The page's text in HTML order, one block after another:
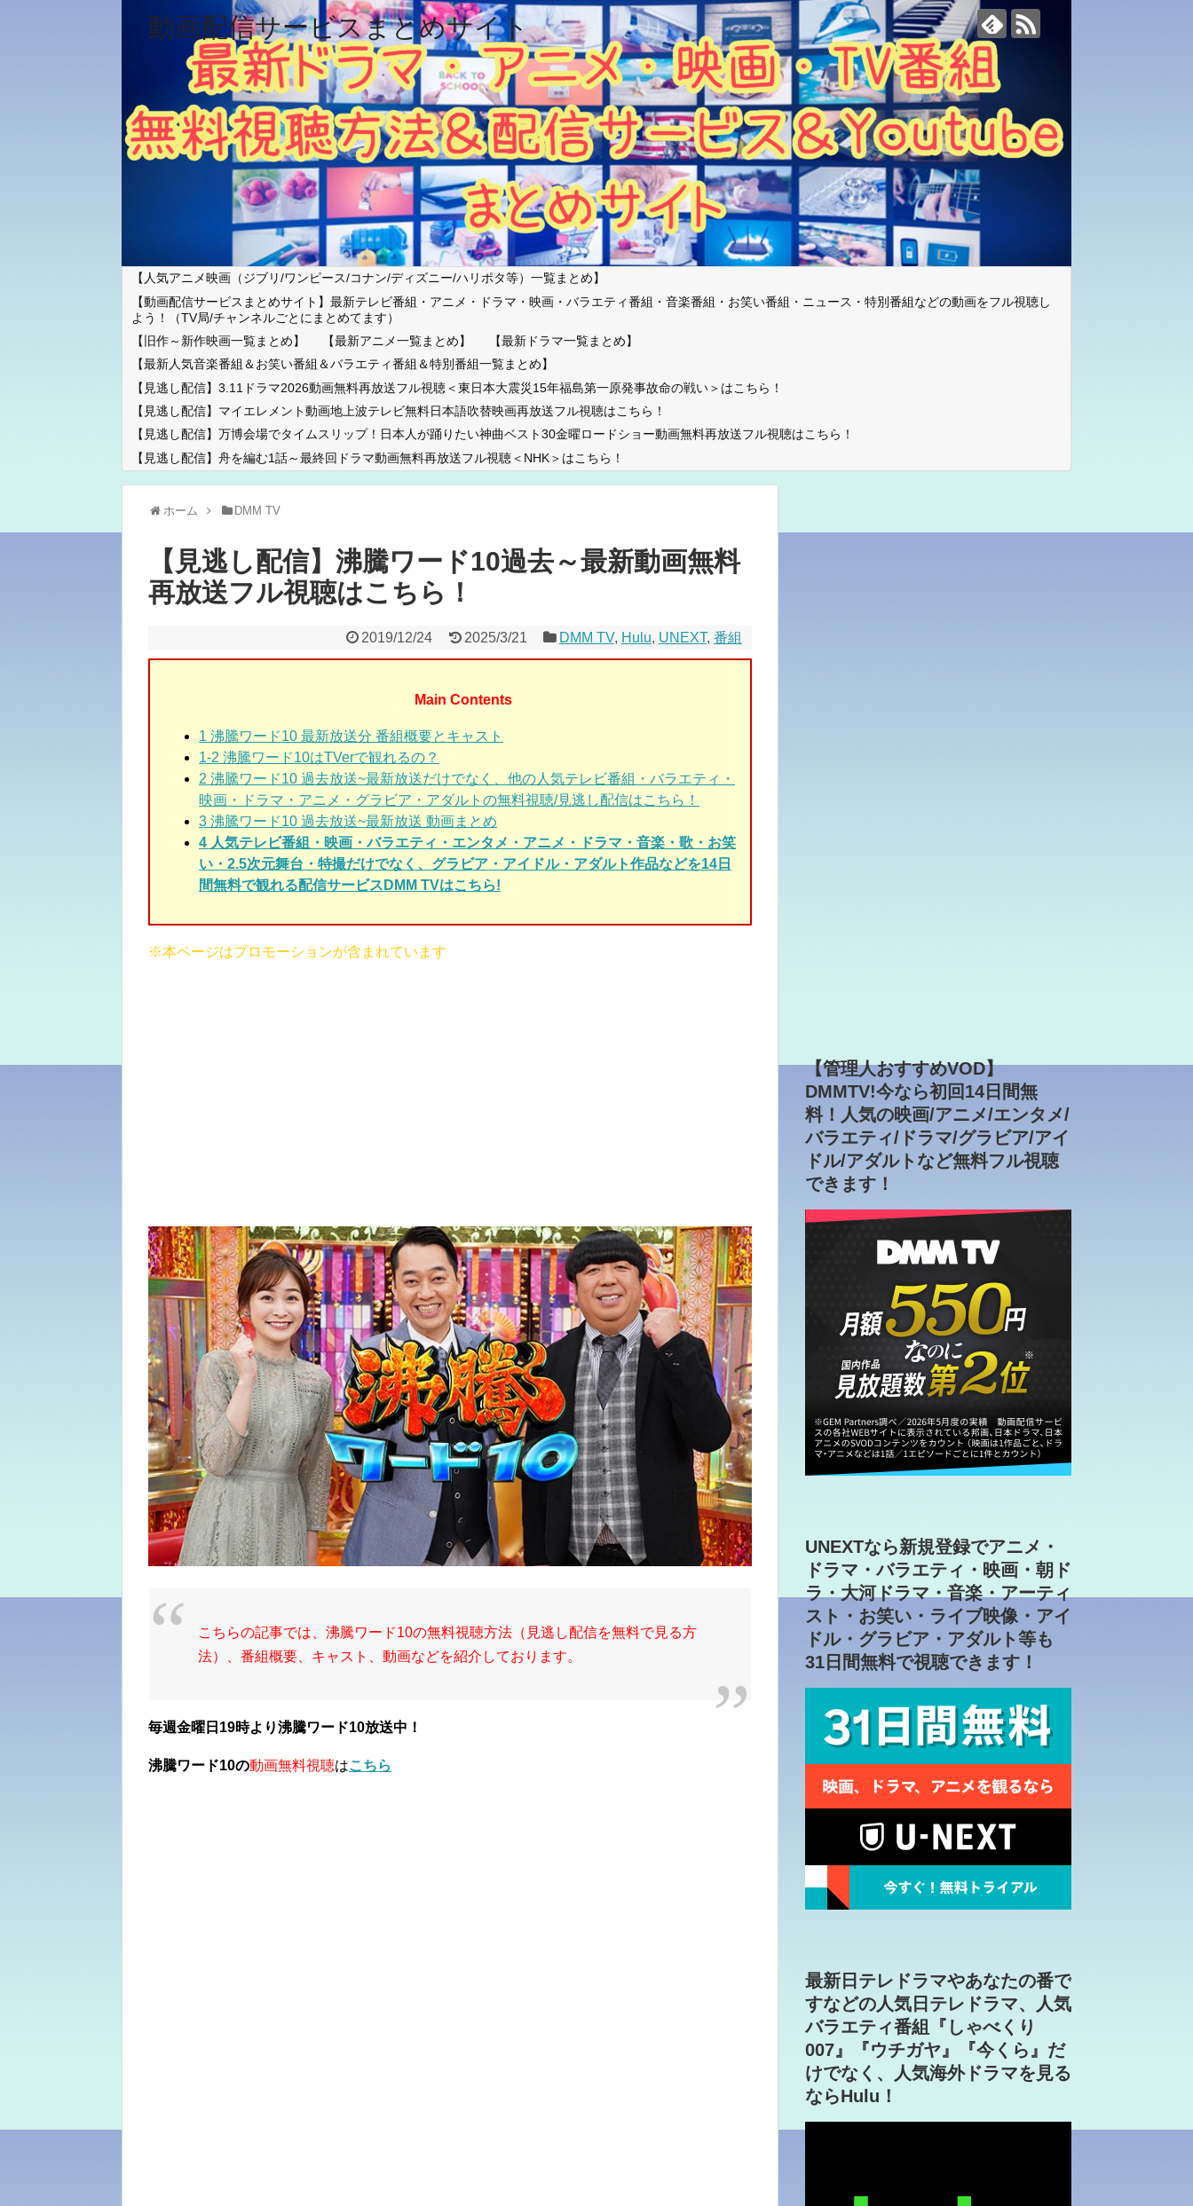
動画配信サービスまとめサイト
【人気アニメ映画（ジブリ/ワンピース/コナン/ディズニー/ハリポタ等）一覧まとめ】
【動画配信サービスまとめサイト】最新テレビ番組・アニメ・ドラマ・映画・バラエティ番組・音楽番組・お笑い番組・ニュース・特別番組などの動画をフル視聴し
よう！（TV局/チャンネルごとにまとめてます）
【旧作～新作映画一覧まとめ】
【最新アニメ一覧まとめ】
【最新ドラマ一覧まとめ】
【最新人気音楽番組＆お笑い番組＆バラエティ番組＆特別番組一覧まとめ】
【見逃し配信】3.11ドラマ2026動画無料再放送フル視聴＜東日本大震災15年福島第一原発事故命の戦い＞はこちら！
【見逃し配信】マイエレメント動画地上波テレビ無料日本語吹替映画再放送フル視聴はこちら！
【見逃し配信】万博会場でタイムスリップ！日本人が踊りたい神曲ベスト30金曜ロードショー動画無料再放送フル視聴はこちら！
【見逃し配信】舟を編む1話～最終回ドラマ動画無料再放送フル視聴＜NHK＞はこちら！
ホーム DMM TV
【見逃し配信】沸騰ワード10過去～最新動画無料
再放送フル視聴はこちら！
2019/12/24 2025/3/21 DMM TV, Hulu, UNEXT, 番組
Main Contents
1 沸騰ワード10 最新放送分 番組概要とキャスト
1-2 沸騰ワード10はTVerで観れるの？
2 沸騰ワード10 過去放送~最新放送だけでなく、他の人気テレビ番組・バラエティ・
映画・ドラマ・アニメ・グラビア・アダルトの無料視聴/見逃し配信はこちら！
3 沸騰ワード10 過去放送~最新放送 動画まとめ
4 人気テレビ番組・映画・バラエティ・エンタメ・アニメ・ドラマ・音楽・歌・お笑
い・2.5次元舞台・特撮だけでなく、グラビア・アイドル・アダルト作品などを14日
間無料で観れる配信サービスDMM TVはこちら!
※本ページはプロモーションが含まれています
こちらの記事では、沸騰ワード10の無料視聴方法（見逃し配信を無料で見る方
法）、番組概要、キャスト、動画などを紹介しております。
毎週金曜日19時より沸騰ワード10放送中！
沸騰ワード10の動画無料視聴はこちら
【管理人おすすめVOD】
DMMTV!今なら初回14日間無
料！人気の映画/アニメ/エンタメ/
バラエティ/ドラマ/グラビア/アイ
ドル/アダルトなど無料フル視聴
できます！
UNEXTなら新規登録でアニメ・
ドラマ・バラエティ・映画・朝ド
ラ・大河ドラマ・音楽・アーティ
スト・お笑い・ライブ映像・アイ
ドル・グラビア・アダルト等も
31日間無料で視聴できます！
最新日テレドラマやあなたの番で
すなどの人気日テレドラマ、人気
バラエティ番組『しゃべくり
007』『ウチガヤ』『今くら』だ
けでなく、人気海外ドラマを見る
ならHulu！